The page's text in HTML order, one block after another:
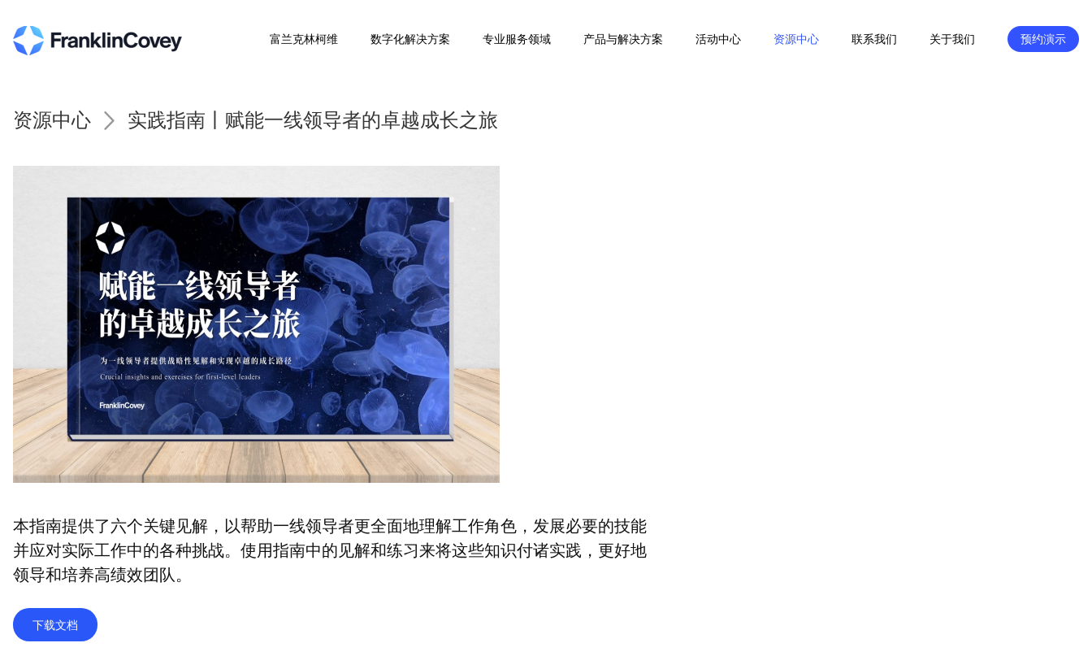
预约演示
关于我们
联系我们
资源中心
活动中心
产品与解决方案
专业服务领域
数字化解决方案
富兰克林柯维
资源中心 实践指南丨赋能一线领导者的卓越成长之旅
本指南提供了六个关键见解，以帮助一线领导者更全面地理解工作角色，发展必要的技能
并应对实际工作中的各种挑战。使用指南中的见解和练习来将这些知识付诸实践，更好地
领导和培养高绩效团队。
下载文档